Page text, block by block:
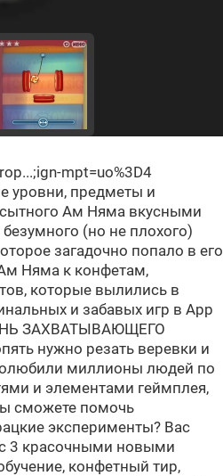
mpt=uo%3D4
уровни, предметы и
Ам Няма вкусными
(но не плохого)
загадочно попало в его
Няма к конфетам,
которые вылились в
и забавых игр в App
ЗАХВАТЫВАЮЩЕГО
нужно резать веревки и
миллионы людей по
и элементами геймплея,
сможете помочь
эксперименты? Вас
3 красочными новыми
конфетный тир,